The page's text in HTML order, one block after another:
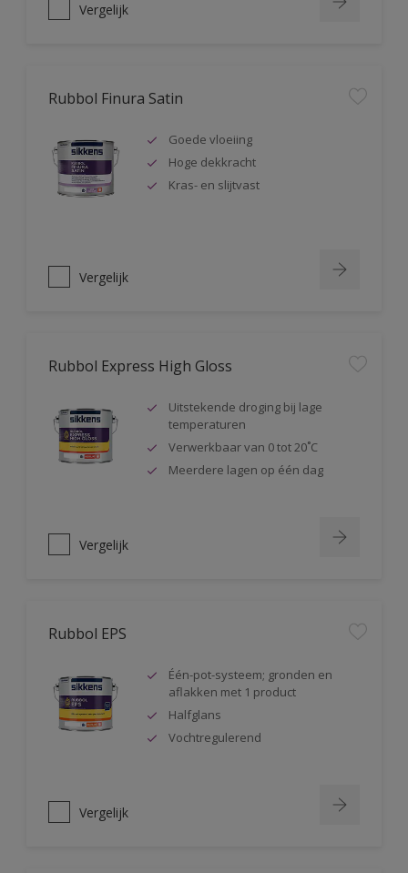
Vergelijk
Rubbol Finura Satin
Goede vloeiing
Hoge dekkracht
Kras- en slijtvast
Vergelijk
Rubbol Express High Gloss
Uitstekende droging bij lage
temperaturen
Verwerkbaar van 0 tot 20˚C
Meerdere lagen op één dag
Vergelijk
Rubbol EPS
Één-pot-systeem; gronden en
aflakken met 1 product
Halfglans
Vochtregulerend
Vergelijk